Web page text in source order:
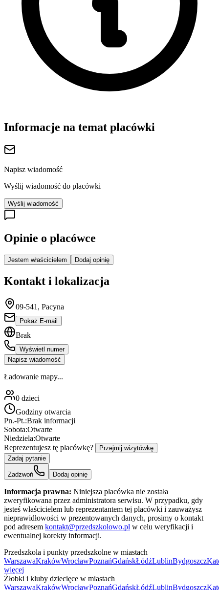
Informacje na temat placówki
Napisz wiadomość
Wyślij wiadomość do placówki
Wyślij wiadomość
Opinie o placówce
Jestem właścicielem Dodaj opinię
Kontakt i lokalizacja
09-541, Pacyna
Pokaż E-mail
Brak
Wyświetl numer
Napisz wiadomość
Ładowanie mapy...
0 dzieci
Godziny otwarcia
Pn.-Pt.:Brak informacji
Sobota:Otwarte
Niedziela:Otwarte
Reprezentujesz tę placówkę?
Przejmij wizytówkę
Zadaj pytanie
Zadzwoń Dodaj opinię
Informacja prawna: Niniejsza placówka nie została
zweryfikowana przez administratora serwisu. W przypadku, gdy
jesteś właścicielem lub reprezentantem tej placówki i zauważysz
nieprawidłowości w prezentowanych danych, prosimy o kontakt
pod adresem kontakt@przedszkolowo.pl w celu weryfikacji i
ewentualnej korekty informacji.
Przedszkola i punkty przedszkolne w miastach
WarszawaKrakówWrocławPoznańGdańskŁódźLublinBydgoszcz
więcej
Żłobki i kluby dziecięce w miastach
WarszawaKrakówWrocławPoznańGdańskŁódźLublinBydgoszcz